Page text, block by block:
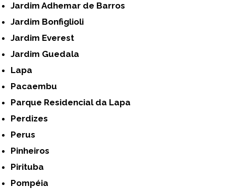
Jardim Adhemar de Barros
Jardim Bonfiglioli
Jardim Everest
Jardim Guedala
Lapa
Pacaembu
Parque Residencial da Lapa
Perdizes
Perus
Pinheiros
Pirituba
Pompéia